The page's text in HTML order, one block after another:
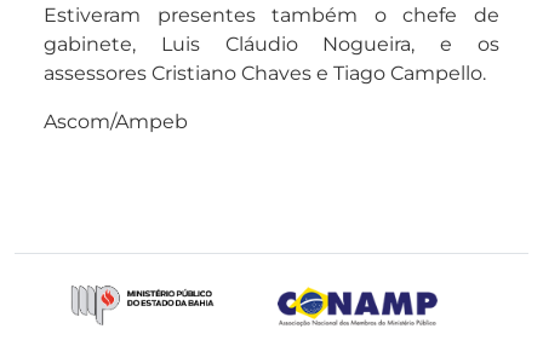
Estiveram presentes também o chefe de
gabinete, Luis Cláudio Nogueira, e os
assessores Cristiano Chaves e Tiago Campello.
Ascom/Ampeb